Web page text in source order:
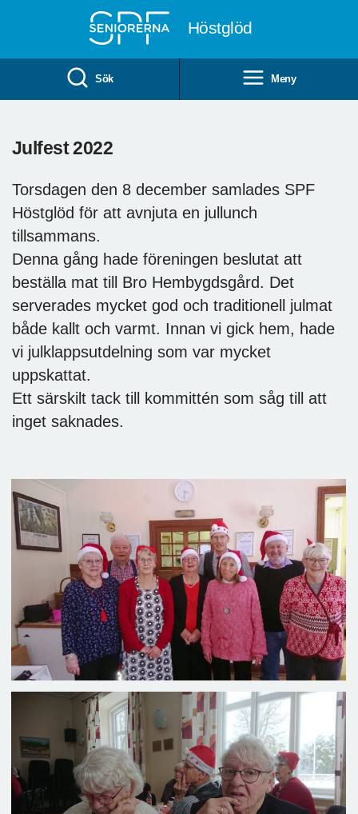
Höstglöd
Sök Meny
Julfest 2022
Torsdagen den 8 december samlades SPF
Höstglöd för att avnjuta en jullunch
tillsammans.
Denna gång hade föreningen beslutat att
beställa mat till Bro Hembygdsgård. Det
serverades mycket god och traditionell julmat
både kallt och varmt. Innan vi gick hem, hade
vi julklappsutdelning som var mycket
uppskattat.
Ett särskilt tack till kommittén som såg till att
inget saknades.